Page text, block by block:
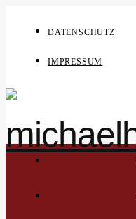
DATENSCHUTZ
IMPRESSUM